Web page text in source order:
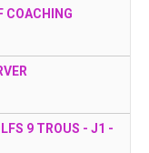
COACHING
9 TROUS - J1 -